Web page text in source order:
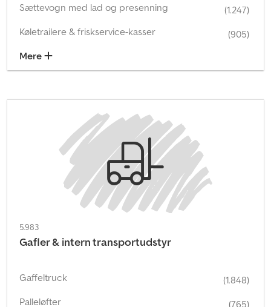
Sættevogn med lad og presenning
(1.247)
Køletrailere & friskservice-kasser
(905)
Mere
5.983
Gafler & intern transportudstyr
Gaffeltruck
(1.848)
Palleløfter
(765)